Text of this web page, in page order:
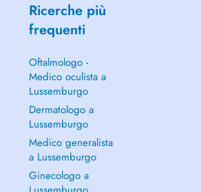
Ricerche più
frequenti
Oftalmologo -
Medico oculista a
Lussemburgo
Dermatologo a
Lussemburgo
Medico generalista
a Lussemburgo
Ginecologo a